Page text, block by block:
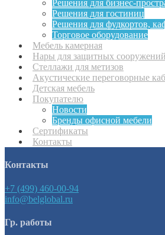
Решения для бизнес-
Решения для гостиниц
Решения для фудкортов,
Торговое оборудование
Мебель камерная
Нары для защитных сооружений
Стеллажи для метизов
Акустические переговорные
Детская мебель
Покупателю
Новости
Бренды офисной мебели
Сертификаты
Контакты
Контакты
+7 (499) 460-00-94
info@belglobal.ru
Гр. работы